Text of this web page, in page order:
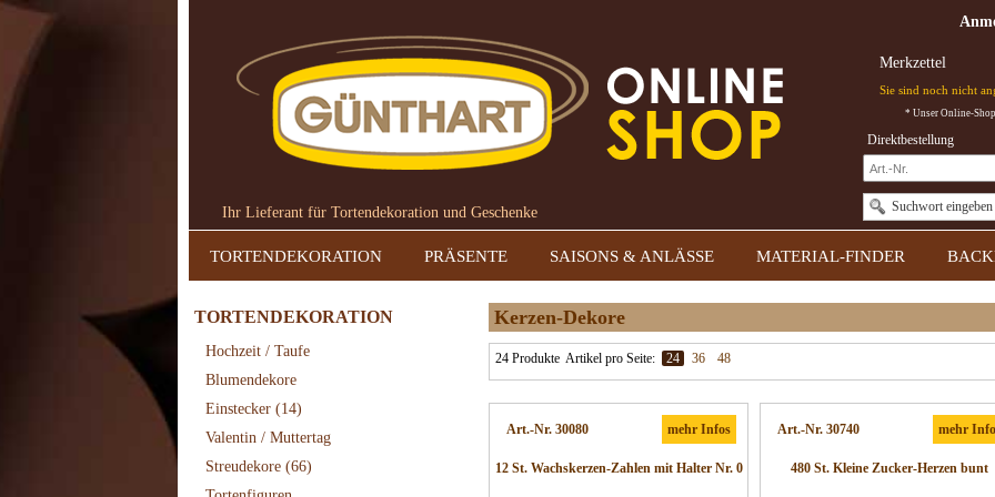
Ihr Lieferant für Tortendekoration und Geschenke
Merkzettel
Sie sind noch nicht
* Unser Online-
Suchwort eingeben
Direktbestellung
TORTENDEKORATION PRÄSENTE SAISONS & ANLÄSSE MATERIAL-FINDER
TORTENDEKORATION
Hochzeit / Taufe
Blumendekore
Einstecker (14)
Valentin / Muttertag
Streudekore (66)
Kerzen-Dekore
24 Produkte Artikel pro Seite: 24 36 48
Art.-Nr. 30080 mehr Infos
12 St. Wachskerzen-Zahlen mit Halter Nr. 0
Art.-Nr. 30740 mehr
480 St. Kleine Zucker-Herzen bunt